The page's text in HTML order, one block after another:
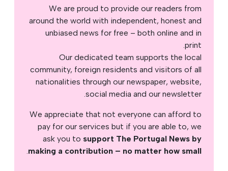
We are proud to provide our readers from
around the world with independent, honest and
unbiased news for free – both online and in
print.
Our dedicated team supports the local
community, foreign residents and visitors of all
nationalities through our newspaper, website,
social media and our newsletter.
We appreciate that not everyone can afford to
pay for our services but if you are able to, we
ask you to support The Portugal News by
making a contribution – no matter how small
.